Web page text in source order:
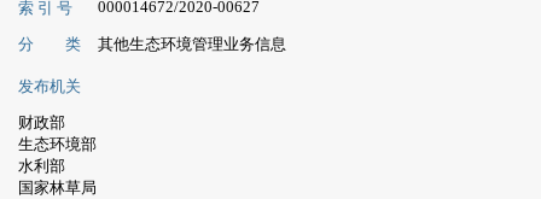
索 引 号
000014672/2020-00627
分 类 其他生态环境管理业务信息
发布机关
财政部
生态环境部
水利部
国家林草局